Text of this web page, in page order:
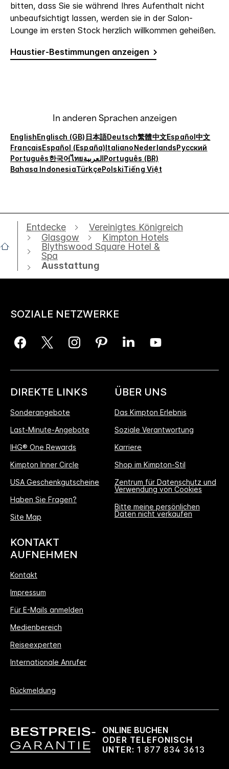
bitten, dass Sie sie während Ihres Aufenthalt nicht
unbeaufsichtigt lassen, werden sie in der Salon-
Lounge im ersten Stock herzlich willkommen geheißen.
Haustier-Bestimmungen anzeigen
In anderen Sprachen anzeigen
EnglishEnglisch (GB) 日本語Deutsch繁體中文Español中文
FrançaisEspañol (España)ItalianoNederlandsРусский
Português한국어ไทยالعربيةPortuguês (BR)
Bahasa IndonesiaTürkçePolskiTiếng Việt
Entdecke
Vereinigtes Königreich
Glasgow
Kimpton Hotels
Blythswood Square Hotel &
Spa
Ausstattung
SOZIALE NETZWERKE
DIREKTE LINKS
Sonderangebote
Last-Minute-Angebote
IHG® One Rewards
Kimpton Inner Circle
USA Geschenkgutscheine
Haben Sie Fragen?
Site Map
ÜBER UNS
Das Kimpton Erlebnis
Soziale Verantwortung
Karriere
Shop im Kimpton-Stil
Zentrum für Datenschutz und
Verwendung von Cookies
Bitte meine persönlichen
Daten nicht verkaufen
KONTAKT
AUFNEHMEN
Kontakt
Impressum
Für E-Mails anmelden
Medienbereich
Reiseexperten
Internationale Anrufer
Rückmeldung
ONLINE BUCHEN
ODER TELEFONISCH
UNTER: 1 877 834 3613